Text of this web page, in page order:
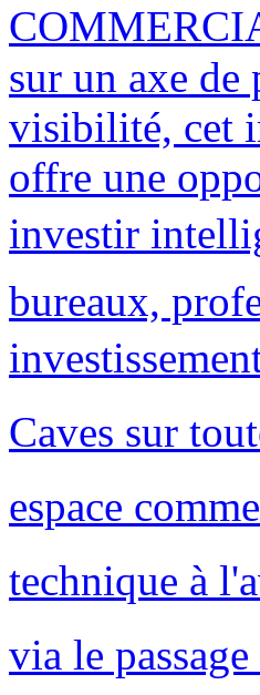
sur un axe de
visibilité, cet
offre une
investir
bureaux,
Caves sur
espace
technique à
via le